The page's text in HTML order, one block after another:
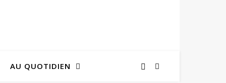
AU QUOTIDIEN